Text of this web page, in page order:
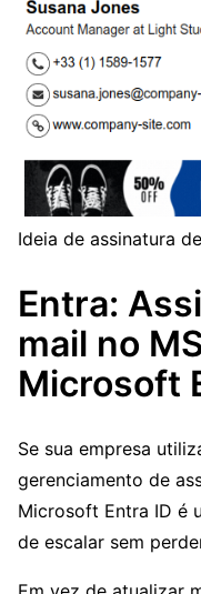
Ideia de assinatura
Entra:
mail no
Microsoft
Se sua empresa
gerenciamento de
Microsoft Entra ID é
de escalar sem